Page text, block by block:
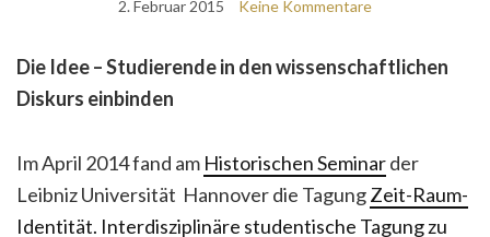
2. Februar 2015 Keine Kommentare
Die Idee – Studierende in den wissenschaftlichen
Diskurs einbinden
Im April 2014 fand am Historischen Seminarder
Leibniz Universität Hannover die TagungZeit-Raum-
Identität. Interdisziplinäre studentische Tagung zu